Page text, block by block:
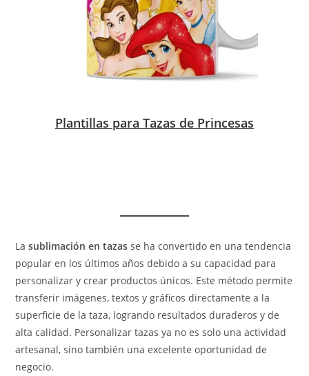
Plantillas para Tazas de Princesas
Lasublimación en tazas se ha convertido en una tendencia
popular en los últimos años debido a su capacidad para
personalizar y crear productos únicos. Este método permite
transferir imágenes, textos y gráficos directamente a la
superficie de la taza, logrando resultados duraderos y de
alta calidad. Personalizar tazas ya no es solo una actividad
artesanal, sino también una excelente oportunidad de
negocio.